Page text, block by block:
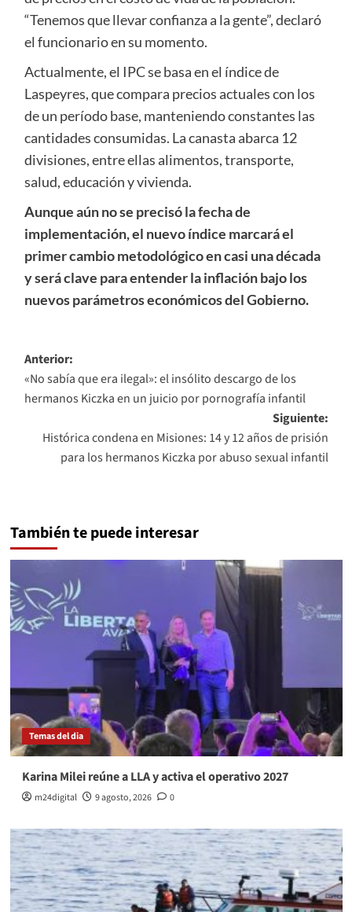
“Tenemos que llevar confianza a la gente”, declaró
el funcionario en su momento.
Actualmente, el IPC se basa en el índice de
Laspeyres, que compara precios actuales con los
de un período base, manteniendo constantes las
cantidades consumidas. La canasta abarca 12
divisiones, entre ellas alimentos, transporte,
salud, educación y vivienda.
Aunque aún no se precisó la fecha de
implementación, el nuevo índice marcará el
primer cambio metodológico en casi una década
y será clave para entender la inflación bajo los
nuevos parámetros económicos del Gobierno.
Navegación
de
entradas
Anterior:
«No sabía que era ilegal»: el insólito descargo de los
hermanos Kiczka en un juicio por pornografía infantil
Siguiente:
Histórica condena en Misiones: 14 y 12 años de prisión
para los hermanos Kiczka por abuso sexual infantil
También te puede interesar
Temas del dia
Karina Milei reúne a LLA y activa el operativo 2027
m24digital 9 agosto, 2026 0